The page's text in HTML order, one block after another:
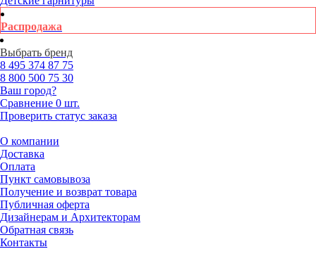
Распродажа
Выбрать бренд
8 495 374 87 75
8 800 500 75 30
Ваш город?
Сравнение 0 шт.
Проверить статус заказа
О компании
Доставка
Оплата
Пункт самовывоза
Получение и возврат товара
Публичная оферта
Дизайнерам и Архитекторам
Обратная связь
Контакты